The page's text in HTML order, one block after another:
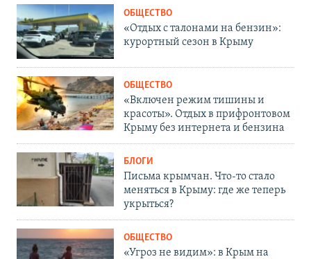
ОБЩЕСТВО
«Отдых с талонами на бензин»:
курортный сезон в Крыму
ОБЩЕСТВО
«Включен режим тишины и
красоты». Отдых в прифронтовом
Крыму без интернета и бензина
БЛОГИ
Письма крымчан. Что-то стало
меняться в Крыму: где же теперь
укрыться?
ОБЩЕСТВО
«Угроз не видим»: в Крым на